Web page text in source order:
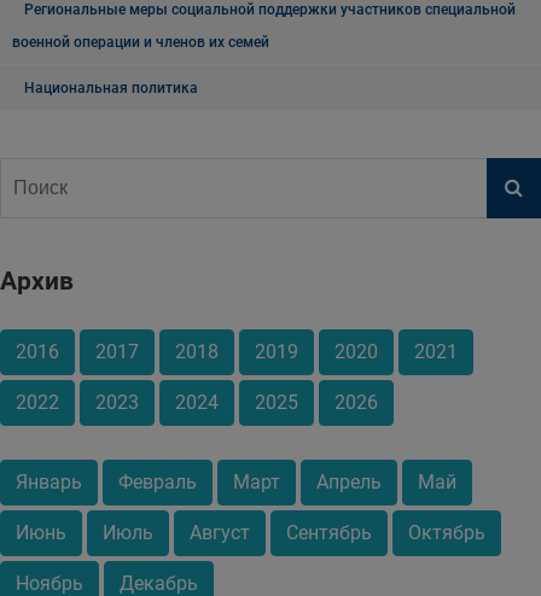
Региональные меры социальной поддержки участников специальной
военной операции и членов их семей
Национальная политика
Архив
2016 2017 2018 2019 2020 2021
2022 2023 2024 2025 2026
Январь Февраль Март Апрель Май
Июнь Июль Август Сентябрь Октябрь
Ноябрь Декабрь